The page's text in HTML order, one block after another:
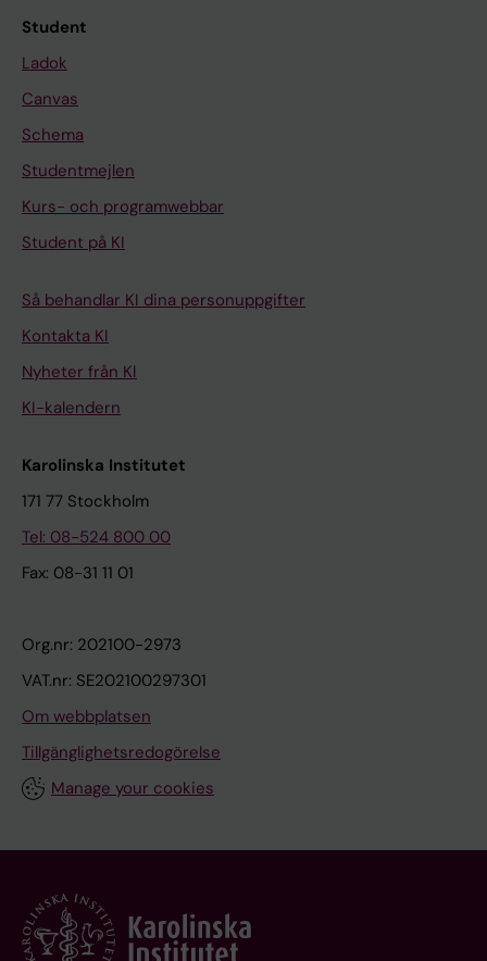
Student
Ladok
Canvas
Schema
Studentmejlen
Kurs- och programwebbar
Student på KI
Så behandlar KI dina personuppgifter
Kontakta KI
Nyheter från KI
KI-kalendern
Karolinska Institutet
171 77 Stockholm
Tel: 08-524 800 00
Fax: 08-31 11 01
Org.nr: 202100-2973
VAT.nr: SE202100297301
Om webbplatsen
Tillgänglighetsredogörelse
Manage your cookies